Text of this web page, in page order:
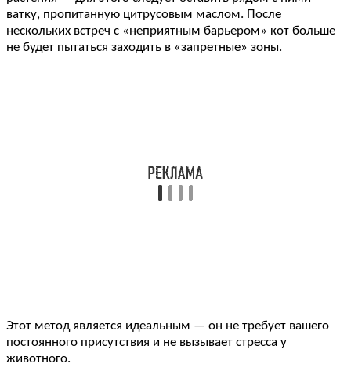
ватку, пропитанную цитрусовым маслом. После
нескольких встреч с «неприятным барьером» кот больше
не будет пытаться заходить в «запретные» зоны.
Этот метод является идеальным — он не требует вашего
постоянного присутствия и не вызывает стресса у
животного.